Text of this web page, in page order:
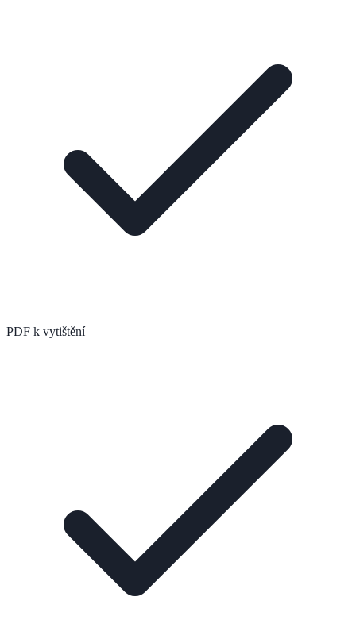
PDF k vytištění